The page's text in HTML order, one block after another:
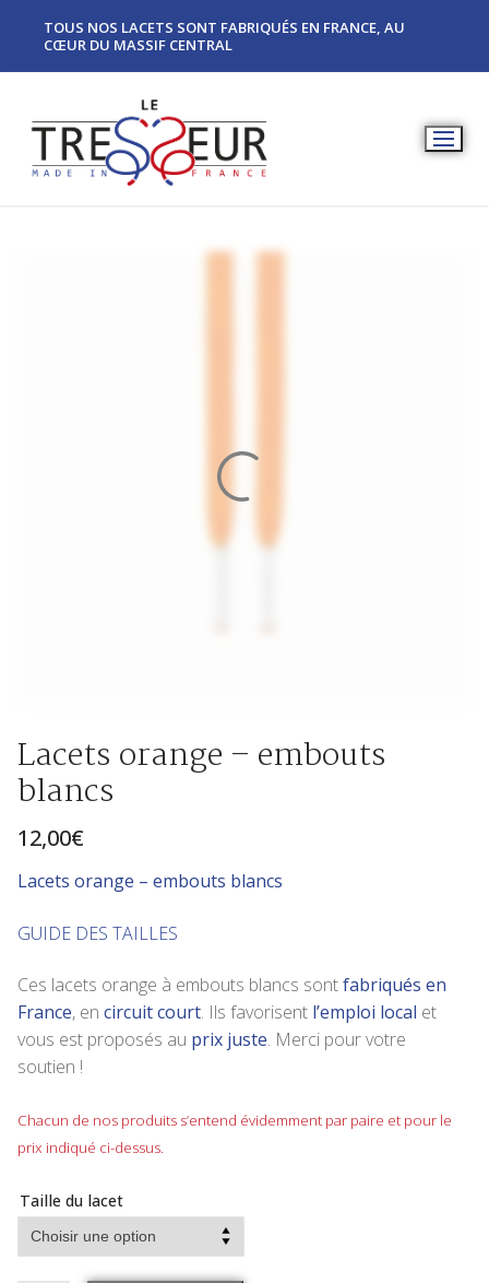
TOUS NOS LACETS SONT FABRIQUÉS EN FRANCE, AU
CŒUR DU MASSIF CENTRAL
Lacets orange – embouts
blancs
12,00€
Lacets orange – embouts blancs
GUIDE DES TAILLES
Ces lacets orange à embouts blancs sontfabriqués en
France, en circuit court. Ils favorisent l’emploi local et
vous est proposés au prix juste. Merci pour votre
soutien !
Chacun de nos produits s’entend évidemment par paire et pour le
prix indiqué ci-dessus.
Taille du lacet